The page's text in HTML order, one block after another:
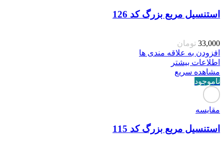
استنسیل مربع بزرگ کد 126
33,000 تومان
افزودن به علاقه مندی ها
اطلاعات بیشتر
مشاهده سریع
ناموجود
مقایسه
استنسیل مربع بزرگ کد 115